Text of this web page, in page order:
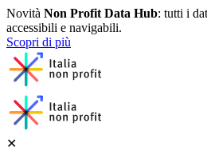
Novità Non Profit Data Hub: tutti i
accessibili e navigabili.
Scopri di più
✕